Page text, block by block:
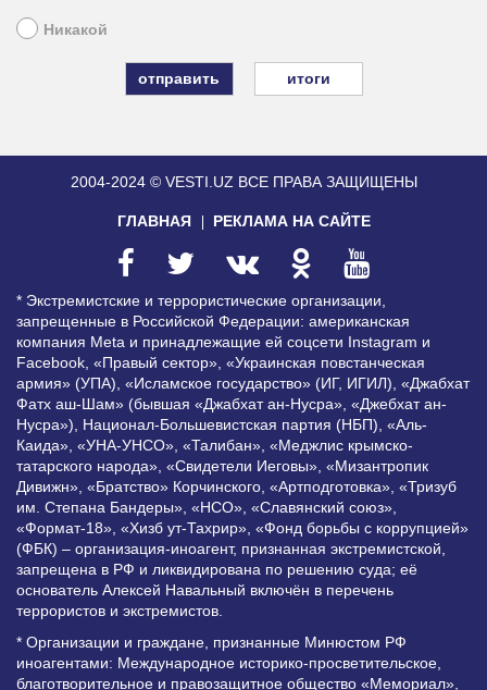
Никакой
итоги
2004-2024 © VESTI.UZ ВСЕ ПРАВА ЗАЩИЩЕНЫ
ГЛАВНАЯ РЕКЛАМА НА САЙТЕ
* Экстремистские и террористические организации,
запрещенные в Российской Федерации: американская
компания Meta и принадлежащие ей соцсети Instagram и
Facebook, «Правый сектор», «Украинская повстанческая
армия» (УПА), «Исламское государство» (ИГ, ИГИЛ), «Джабхат
Фатх аш-Шам» (бывшая «Джабхат ан-Нусра», «Джебхат ан-
Нусра»), Национал-Большевистская партия (НБП), «Аль-
Каида», «УНА-УНСО», «Талибан», «Меджлис крымско-
татарского народа», «Свидетели Иеговы», «Мизантропик
Дивижн», «Братство» Корчинского, «Артподготовка», «Тризуб
им. Степана Бандеры», «НСО», «Славянский союз»,
«Формат-18», «Хизб ут-Тахрир», «Фонд борьбы с коррупцией»
(ФБК) – организация-иноагент, признанная экстремистской,
запрещена в РФ и ликвидирована по решению суда; её
основатель Алексей Навальный включён в перечень
террористов и экстремистов.
* Организации и граждане, признанные Минюстом РФ
иноагентами: Международное историко-просветительское,
благотворительное и правозащитное общество «Мемориал»,